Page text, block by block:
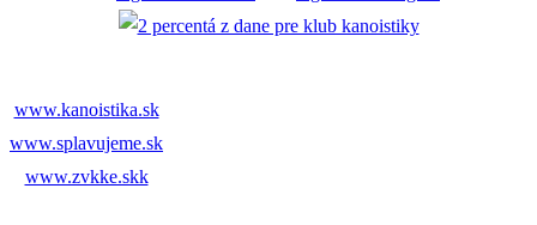
www.kanoistika.sk
www.splavujeme.sk
www.zvkke.skk